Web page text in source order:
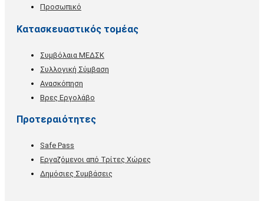
Προσωπικό
Κατασκευαστικός τομέας
Συμβόλαια ΜΕΔΣΚ
Συλλογική Σύμβαση
Ανασκόπηση
Βρες Εργολάβο
Προτεραιότητες
Safe Pass
Εργαζόμενοι από Τρίτες Χώρες
Δημόσιες Συμβάσεις